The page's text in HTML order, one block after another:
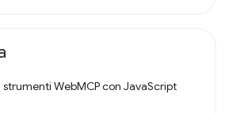
WebMCP con JavaScript